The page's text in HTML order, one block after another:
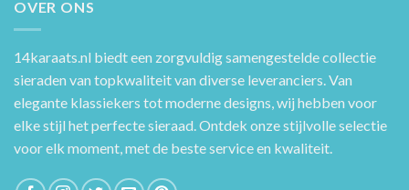
OVER ONS
14karaats.nl biedt een zorgvuldig samengestelde collectie
sieraden van topkwaliteit van diverse leveranciers. Van
elegante klassiekers tot moderne designs, wij hebben voor
elke stijl het perfecte sieraad. Ontdek onze stijlvolle selectie
voor elk moment, met de beste service en kwaliteit.